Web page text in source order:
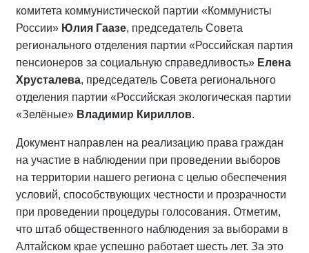
комитета коммунистической партии «Коммунисты
России» Юлия Гаазе, председатель Совета
регионального отделения партии «Российская партия
пенсионеров за социальную справедливость» Елена
Хрусталева, председатель Совета регионального
отделения партии «Российская экологическая партии
«Зелёные» Владимир Кириллов.
Документ направлен на реализацию права граждан
на участие в наблюдении при проведении выборов
на территории нашего региона с целью обеспечения
условий, способствующих честности и прозрачности
при проведении процедуры голосования. Отметим,
что штаб общественного наблюдения за выборами в
Алтайском крае успешно работает шесть лет. За это